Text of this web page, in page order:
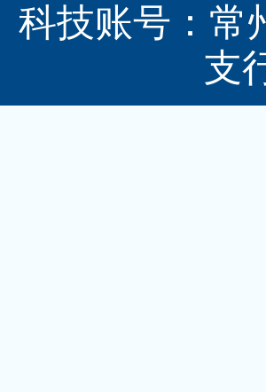
科技账号：
支